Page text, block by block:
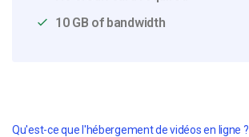
10 GB of bandwidth
Qu'est-ce que l'hébergement de vidéos en ligne ?